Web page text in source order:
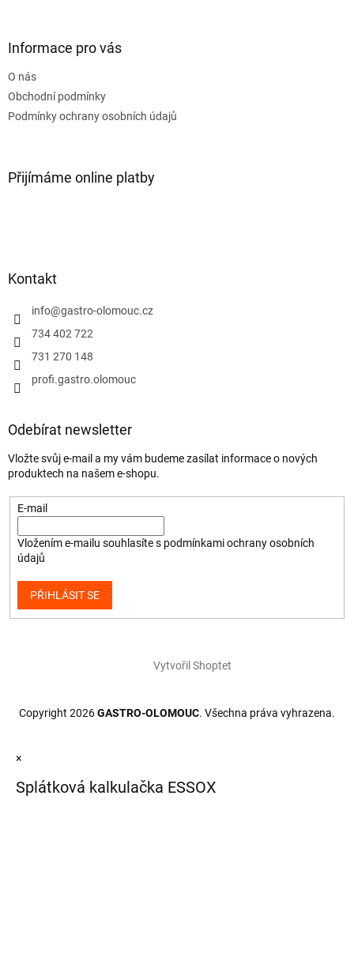
Informace pro vás
O nás
Obchodní podmínky
Podmínky ochrany osobních údajů
Přijímáme online platby
Kontakt
info@gastro-olomouc.cz
734 402 722
731 270 148
profi.gastro.olomouc
Odebírat newsletter
Vložte svůj e-mail a my vám budeme zasílat informace o nových
produktech na našem e-shopu.
E-mail
Vložením e-mailu souhlasíte s podmínkami ochrany osobních
údajů
PŘIHLÁSIT SE
Vytvořil Shoptet
Copyright 2026GASTRO-OLOMOUC. Všechna práva vyhrazena.
×
Splátková kalkulačka ESSOX